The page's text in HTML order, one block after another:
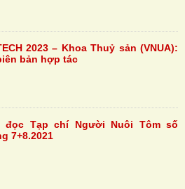
2023 – Khoa Thuỷ sản (VNUA):
bản hợp tác
đọc Tạp chí Người Nuôi Tôm số
7+8.2021